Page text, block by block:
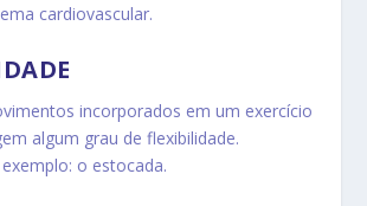
cardiovascular.
incorporados em um exercício
algum grau de flexibilidade.
o estocada.